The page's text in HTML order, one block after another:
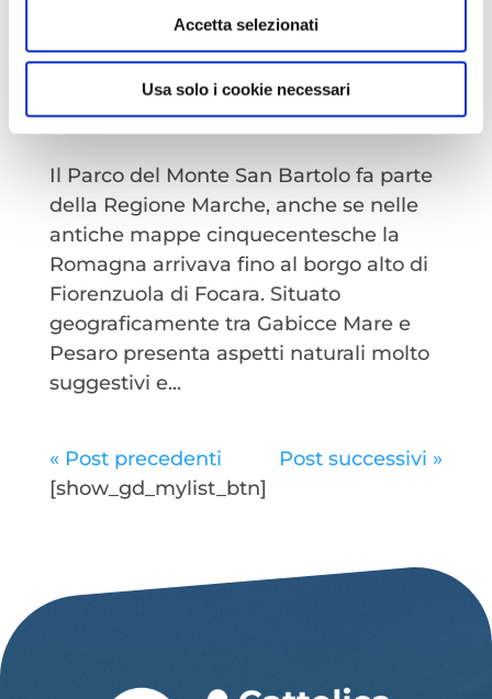
Accetta selezionati
Usa solo i cookie necessari
Il parco Regionale del monte San Bartolo
daRedazione|Ott 10, 2022|Benessere
Il Parco del Monte San Bartolo fa parte
della Regione Marche, anche se nelle
antiche mappe cinquecentesche la
Romagna arrivava fino al borgo alto di
Fiorenzuola di Focara. Situato
geograficamente tra Gabicce Mare e
Pesaro presenta aspetti naturali molto
suggestivi e...
« Post precedenti
Post successivi »
[show_gd_mylist_btn]